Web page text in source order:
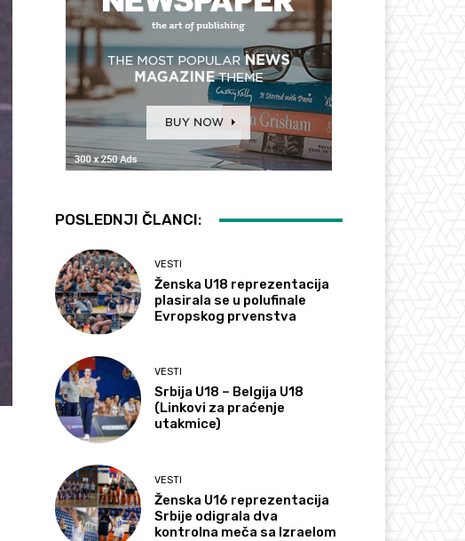
POSLEDNJI ČLANCI:
VESTI
Ženska U18 reprezentacija
plasirala se u polufinale
Evropskog prvenstva
VESTI
Srbija U18 – Belgija U18
(Linkovi za praćenje
utakmice)
VESTI
Ženska U16 reprezentacija
Srbije odigrala dva
kontrolna meča sa Izraelom